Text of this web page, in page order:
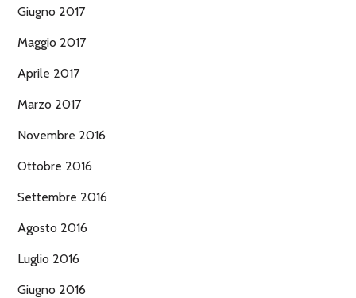
Giugno 2017
Maggio 2017
Aprile 2017
Marzo 2017
Novembre 2016
Ottobre 2016
Settembre 2016
Agosto 2016
Luglio 2016
Giugno 2016